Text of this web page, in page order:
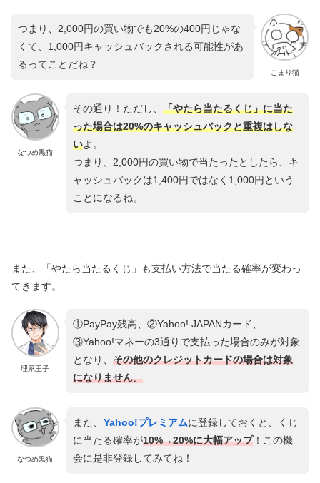
こまり猫
つまり、2,000円の買い物でも20%の400円じゃな
くて、1,000円キャッシュバックされる可能性があ
るってことだね？
なつめ黒猫
その通り！ただし、 「やたら当たるくじ」に当た
った場合は20%のキャッシュバックと重複はしな
いよ。
つまり、2,000円の買い物で当たったとしたら、キ
ャッシュバックは1,400円ではなく1,000円という
ことになるね。
また、「やたら当たるくじ」も支払い方法で当たる確率が変わっ
てきます。
理系王子
①PayPay残高、②Yahoo! JAPANカード、
③Yahoo!マネーの3通りで支払った場合のみが対象
となり、 その他のクレジットカードの場合は対象
になりません。
なつめ黒猫
また、 Yahoo!プレミアムに登録しておくと、くじ
に当たる確率が10%→20%に大幅アップ！この機
会に是非登録してみてね！